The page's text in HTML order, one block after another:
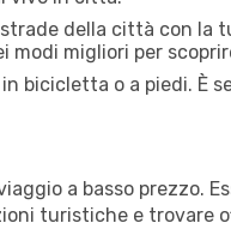
della città con la
migliori per
bicicletta o a piedi. È
a basso prezzo.
turistiche e trovare